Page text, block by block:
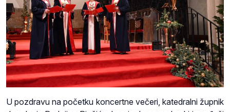
U pozdravu na početku koncertne večeri, katedralni župnik